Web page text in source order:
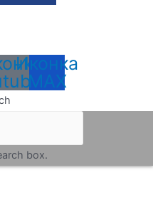
Иконка
MAX
box.